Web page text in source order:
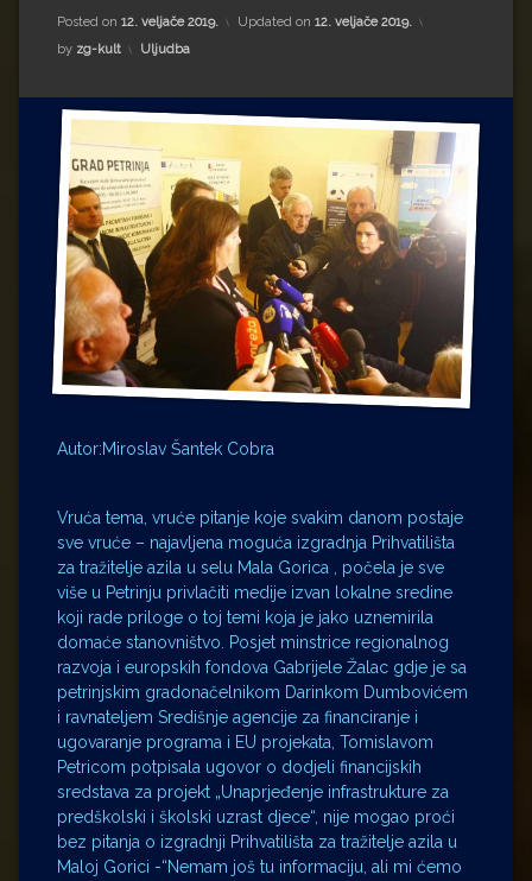
Drugi autori
Drugi autori
Matea Andrić
Ljiljana Lekanić-Kljaić
Željko Krznarić
Mario Lovreković
Miroslav Šantek
Posted on 12. veljače 2019. Updated on 12. veljače 2019.
by zg-kult Kategorije:
Uljudba
Autor:Miroslav Šantek Cobra
Vruća tema, vruće pitanje koje svakim danom postaje
sve vruće – najavljena moguća izgradnja Prihvatilišta
za tražitelje azila u selu Mala Gorica , počela je sve
više u Petrinju privlačiti medije izvan lokalne sredine
koji rade priloge o toj temi koja je jako uznemirila
domaće stanovništvo. Posjet minstrice regionalnog
razvoja i europskih fondova Gabrijele Žalac gdje je sa
petrinjskim gradonačelnikom Darinkom Dumbovićem
i ravnateljem Središnje agencije za financiranje i
ugovaranje programa i EU projekata, Tomislavom
Petricom potpisala ugovor o dodjeli financijskih
sredstava za projekt „Unaprjeđenje infrastrukture za
predškolski i školski uzrast djece“, nije mogao proći
bez pitanja o izgradnji Prihvatilišta za tražitelje azila u
Maloj Gorici -“Nemam još tu informaciju, ali mi ćemo